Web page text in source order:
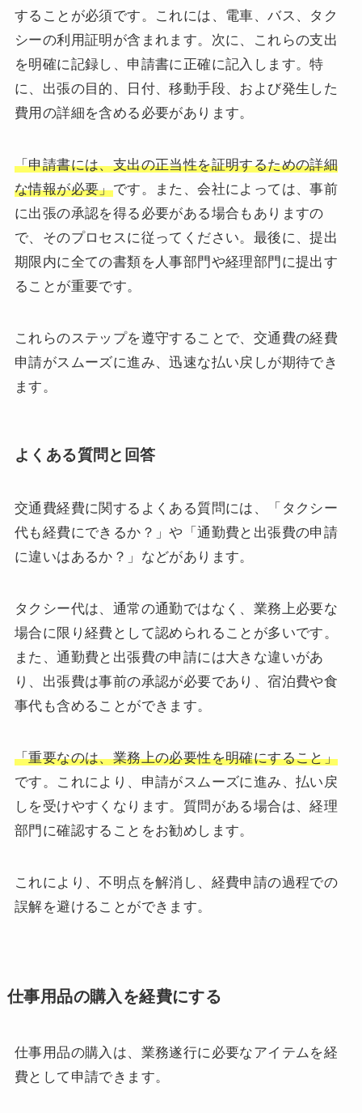
することが必須です。これには、電車、バス、タク
シーの利用証明が含まれます。次に、これらの支出
を明確に記録し、申請書に正確に記入します。特
に、出張の目的、日付、移動手段、および発生した
費用の詳細を含める必要があります。
「申請書には、支出の正当性を証明するための詳細
な情報が必要」です。また、会社によっては、事前
に出張の承認を得る必要がある場合もありますの
で、そのプロセスに従ってください。最後に、提出
期限内に全ての書類を人事部門や経理部門に提出す
ることが重要です。
これらのステップを遵守することで、交通費の経費
申請がスムーズに進み、迅速な払い戻しが期待でき
ます。
よくある質問と回答
交通費経費に関するよくある質問には、「タクシー
代も経費にできるか？」や「通勤費と出張費の申請
に違いはあるか？」などがあります。
タクシー代は、通常の通勤ではなく、業務上必要な
場合に限り経費として認められることが多いです。
また、通勤費と出張費の申請には大きな違いがあ
り、出張費は事前の承認が必要であり、宿泊費や食
事代も含めることができます。
「重要なのは、業務上の必要性を明確にすること」
です。これにより、申請がスムーズに進み、払い戻
しを受けやすくなります。質問がある場合は、経理
部門に確認することをお勧めします。
これにより、不明点を解消し、経費申請の過程での
誤解を避けることができます。
仕事用品の購入を経費にする
仕事用品の購入は、業務遂行に必要なアイテムを経
費として申請できます。